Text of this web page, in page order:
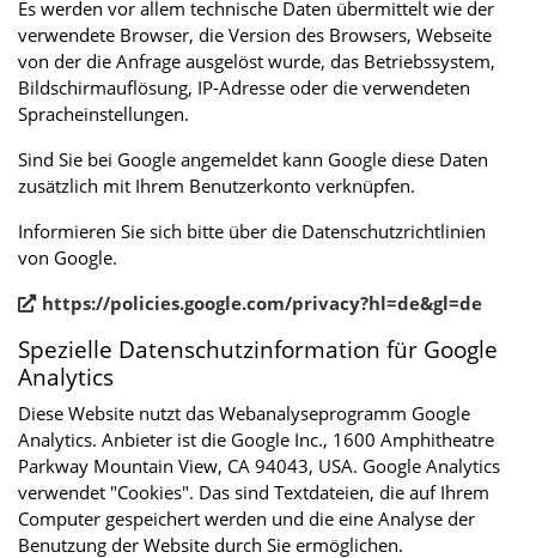
Es werden vor allem technische Daten übermittelt wie der
verwendete Browser, die Version des Browsers, Webseite
von der die Anfrage ausgelöst wurde, das Betriebssystem,
Bildschirmauflösung, IP-Adresse oder die verwendeten
Spracheinstellungen.
Sind Sie bei Google angemeldet kann Google diese Daten
zusätzlich mit Ihrem Benutzerkonto verknüpfen.
Informieren Sie sich bitte über die Datenschutzrichtlinien
von Google.
https://policies.google.com/privacy?hl=de&gl=de
Spezielle Datenschutzinformation für Google
Analytics
Diese Website nutzt das Webanalyseprogramm Google
Analytics. Anbieter ist die Google Inc., 1600 Amphitheatre
Parkway Mountain View, CA 94043, USA. Google Analytics
verwendet "Cookies". Das sind Textdateien, die auf Ihrem
Computer gespeichert werden und die eine Analyse der
Benutzung der Website durch Sie ermöglichen.